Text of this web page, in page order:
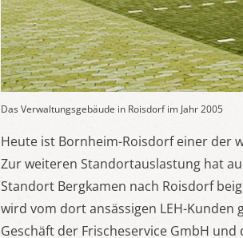
Das Verwaltungsgebäude in Roisdorf im Jahr 2005
Heute ist Bornheim-Roisdorf einer der
Zur weiteren Standortauslastung hat
Standort Bergkamen nach Roisdorf
wird vom dort ansässigen LEH-
Geschäft der Frischeservice GmbH